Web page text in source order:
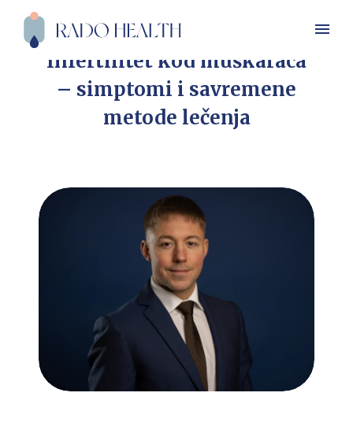
Infertilitet kod muškaraca
– simptomi i savremene
metode lečenja